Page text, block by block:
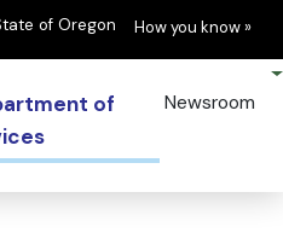
of Oregon Learn
How you know »
of
Newsroom